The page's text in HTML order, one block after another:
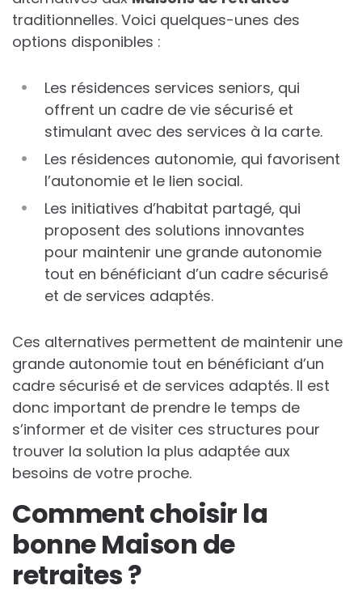
traditionnelles. Voici quelques-unes des
options disponibles :
Les résidences services seniors, qui
offrent un cadre de vie sécurisé et
stimulant avec des services à la carte.
Les résidences autonomie, qui favorisent
l’autonomie et le lien social.
Les initiatives d’habitat partagé, qui
proposent des solutions innovantes
pour maintenir une grande autonomie
tout en bénéficiant d’un cadre sécurisé
et de services adaptés.
Ces alternatives permettent de maintenir une
grande autonomie tout en bénéficiant d’un
cadre sécurisé et de services adaptés. Il est
donc important de prendre le temps de
s’informer et de visiter ces structures pour
trouver la solution la plus adaptée aux
besoins de votre proche.
Comment choisir la
bonne Maison de
retraites ?